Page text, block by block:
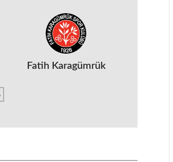
Fatih Karagümrük